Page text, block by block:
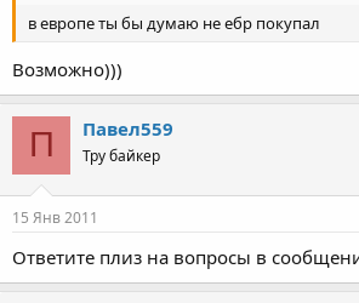
в европе ты бы думаю не ебр покупал
Возможно)))
П Павел559
Тру байкер
15 Янв 2011
Ответите плиз на вопросы в